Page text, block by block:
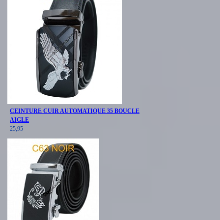
CEINTURE CUIR AUTOMATIQUE 35 BOUCLE
AIGLE
25,95